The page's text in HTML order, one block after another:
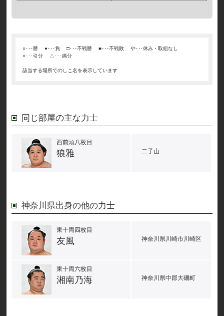
○･･･勝 ●･･･負 □･･･不戦勝 ■･･･不戦敗
や･･･休み・取組なし
×･･･引分
△･･･痛分
該当する場所でのしこ名を表示しています
同じ部屋の主な力士
西前頭八枚目
狼雅 二子山
神奈川県出身の他の力士
東十両四枚目
友風 神奈川県川崎市川崎区
東十両六枚目
湘南乃海 神奈川県中郡大磯町